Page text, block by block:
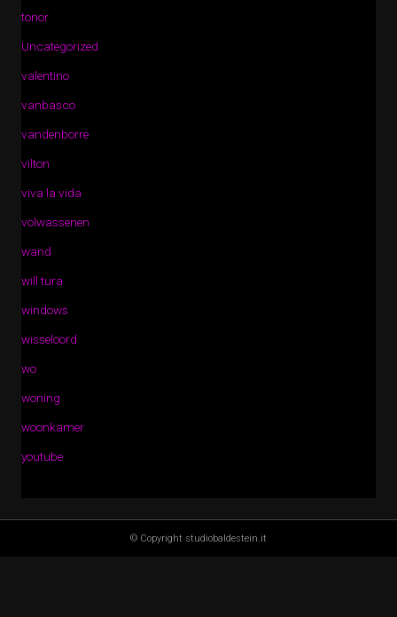
tonor
Uncategorized
valentino
vanbasco
vandenborre
vilton
viva la vida
volwassenen
wand
will tura
windows
wisseloord
wo
woning
woonkamer
youtube
© Copyright studiobaldestein.it